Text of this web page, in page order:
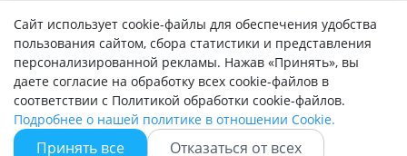
Сайт использует cookie-файлы для обеспечения удобства
пользования сайтом, сбора статистики и представления
персонализированной рекламы. Нажав «Принять», вы
даете согласие на обработку всех cookie-файлов в
соответствии с Политикой обработки cookie-файлов.
Подробнее о нашей политике в отношении Cookie.
Принять все Отказаться от всех
© 2001-2026 «Битрикс», «1С-Битрикс». Работает на 1С-
Битрикс: Управление сайтом.
Согласие на обработку персональных данных
Отзыв согласия на обработку персональных данных
Политика обработки персональных данных
Соглашение об использовании сайта